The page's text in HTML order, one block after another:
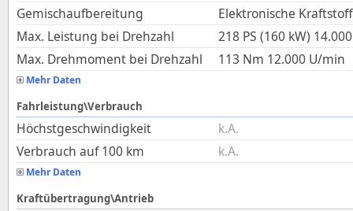
Gemischaufbereitung
Elektronische
Max. Leistung bei Drehzahl
218 PS (160 kW) 14.000
Max. Drehmoment bei Drehzahl
113 Nm 12.000 U/min
Mehr Daten
Fahrleistung\Verbrauch
Höchstgeschwindigkeit
k.A.
Verbrauch auf 100 km
k.A.
Mehr Daten
Kraftübertragung\Antrieb